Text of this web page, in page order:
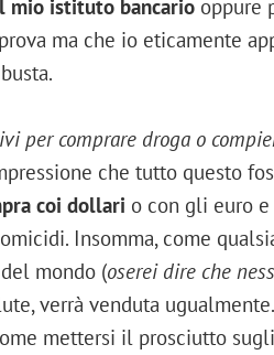
mio istituto bancario oppure
ma che io eticamente
per comprare droga o
che tutto questo
coi dollari o con gli euro
Insomma, come
mondo (oserei dire che
verrà venduta ugualmente.
mettersi il prosciutto